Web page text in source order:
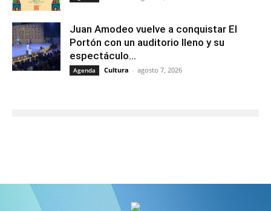
Juan Amodeo vuelve a conquistar El
Portón con un auditorio lleno y su
espectáculo...
Agenda Cultura - agosto 7, 2026